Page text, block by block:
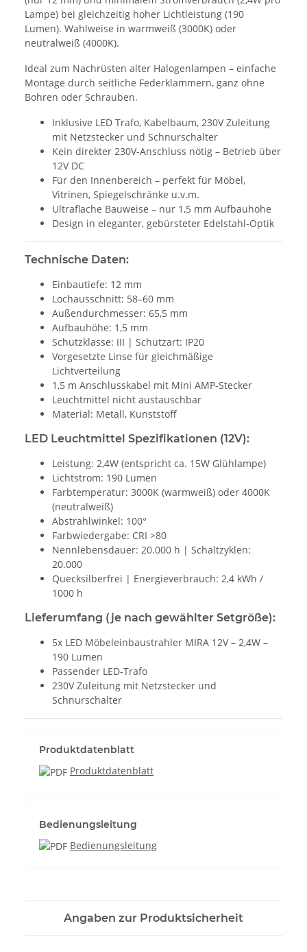
Lampe) bei gleichzeitig hoher Lichtleistung (190
Lumen). Wahlweise in warmweiß (3000K) oder
neutralweiß (4000K).
Ideal zum Nachrüsten alter Halogenlampen – einfache
Montage durch seitliche Federklammern, ganz ohne
Bohren oder Schrauben.
Inklusive LED Trafo, Kabelbaum, 230V Zuleitung
mit Netzstecker und Schnurschalter
Kein direkter 230V-Anschluss nötig – Betrieb über
12V DC
Für den Innenbereich – perfekt für Möbel,
Vitrinen, Spiegelschränke u.v.m.
Ultraflache Bauweise – nur 1,5 mm Aufbauhöhe
Design in eleganter, gebürsteter Edelstahl-Optik
Technische Daten:
Einbautiefe: 12 mm
Lochausschnitt: 58–60 mm
Außendurchmesser: 65,5 mm
Aufbauhöhe: 1,5 mm
Schutzklasse: III | Schutzart: IP20
Vorgesetzte Linse für gleichmäßige
Lichtverteilung
1,5 m Anschlusskabel mit Mini AMP-Stecker
Leuchtmittel nicht austauschbar
Material: Metall, Kunststoff
LED Leuchtmittel Spezifikationen (12V):
Leistung: 2,4W (entspricht ca. 15W Glühlampe)
Lichtstrom: 190 Lumen
Farbtemperatur: 3000K (warmweiß) oder 4000K
(neutralweiß)
Abstrahlwinkel: 100°
Farbwiedergabe: CRI >80
Nennlebensdauer: 20.000 h | Schaltzyklen:
20.000
Quecksilberfrei | Energieverbrauch: 2,4 kWh /
1000 h
Lieferumfang (je nach gewählter Setgröße):
5x LED Möbeleinbaustrahler MIRA 12V – 2,4W –
190 Lumen
Passender LED-Trafo
230V Zuleitung mit Netzstecker und
Schnurschalter
Produktdatenblatt
Produktdatenblatt
Bedienungsleitung
Bedienungsleitung
Angaben zur Produktsicherheit